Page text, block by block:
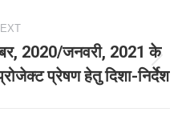
Next
post:
2020/जनवरी, 2021 के
प्रेषण हेतु दिशा-निर्देश